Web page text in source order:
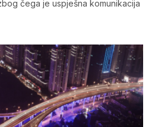
čega je uspješna komunikacija